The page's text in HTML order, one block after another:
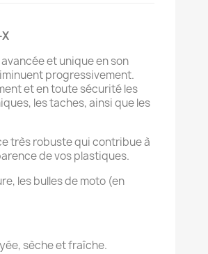
et unique en son
progressivement.
et en toute sécurité les
les taches, ainsi que les
très robuste qui contribue à
de vos plastiques.
les bulles de moto (en
sèche et fraîche.